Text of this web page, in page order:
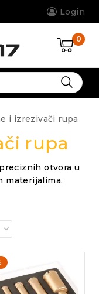
Login
0
i izrezivači rupa
rupa
otvora u
materijalima.